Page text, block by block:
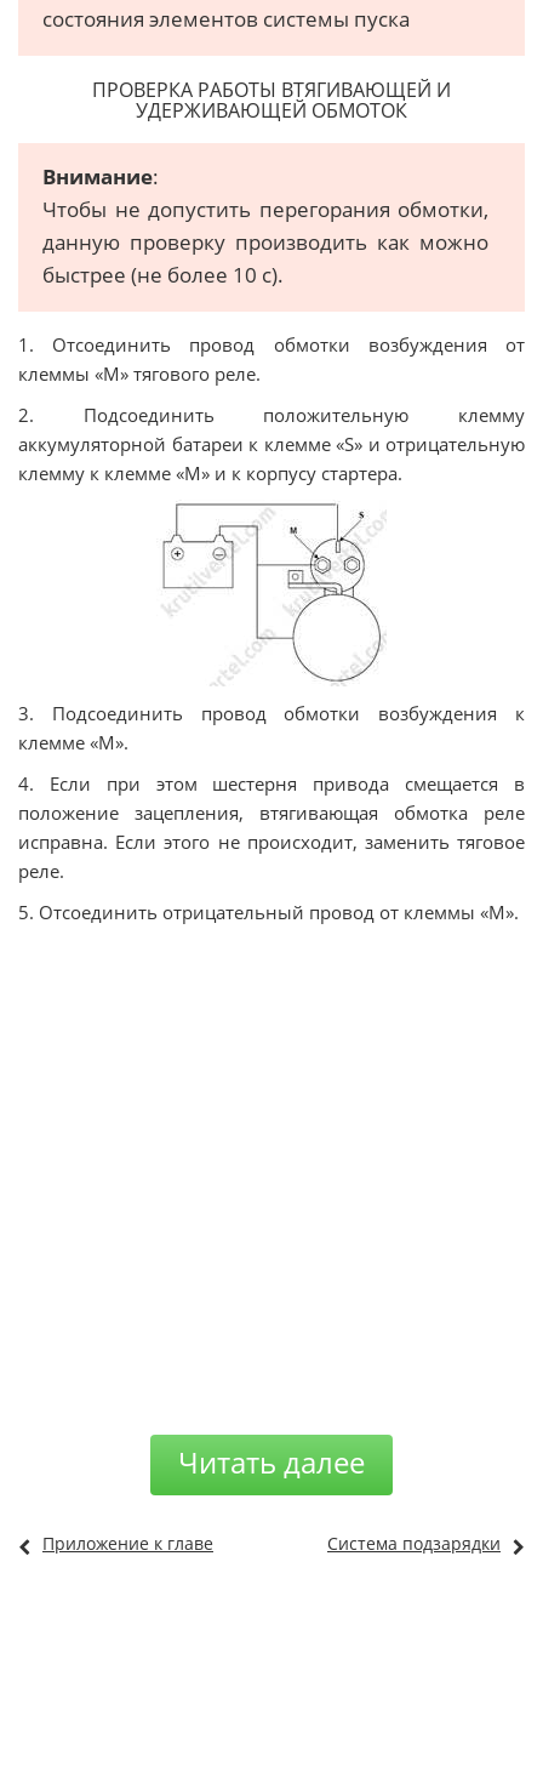
состояния элементов системы пуска
ПРОВЕРКА РАБОТЫ ВТЯГИВАЮЩЕЙ И
УДЕРЖИВАЮЩЕЙ ОБМОТОК
Внимание:
Чтобы не допустить перегорания обмотки,
данную проверку производить как можно
быстрее (не более 10 с).
1. Отсоединить провод обмотки возбуждения от
клеммы «М» тягового реле.
2. Подсоединить положительную клемму
аккумуляторной батареи к клемме «S» и отрицательную
клемму к клемме «М» и к корпусу стартера.
3. Подсоединить провод обмотки возбуждения к
клемме «М».
4. Если при этом шестерня привода смещается в
положение зацепления, втягивающая обмотка реле
исправна. Если этого не происходит, заменить тяговое
реле.
5. Отсоединить отрицательный провод от клеммы «М».
Читать далее
Приложение к главе Система подзарядки